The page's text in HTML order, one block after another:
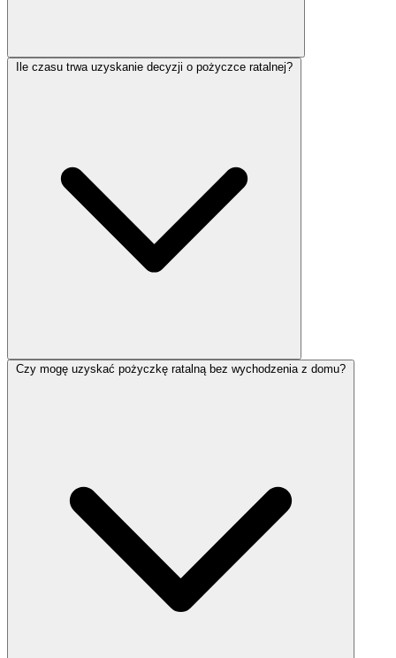
Ile czasu trwa uzyskanie decyzji o pożyczce ratalnej?
Czy mogę uzyskać pożyczkę ratalną bez wychodzenia z domu?